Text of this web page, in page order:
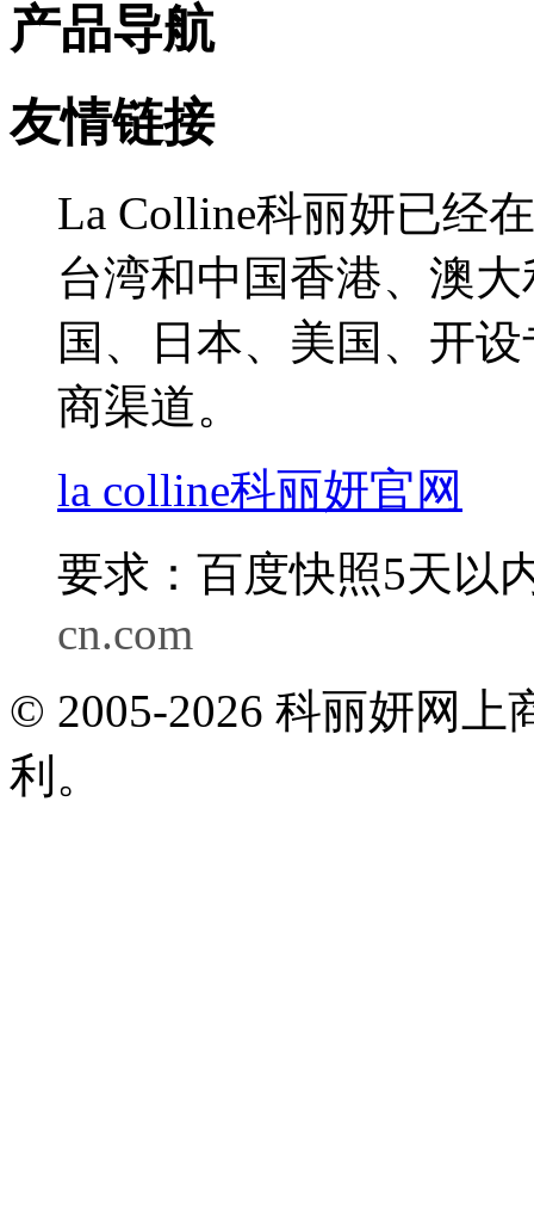
产品导航
友情链接
La Colline科丽妍已经
台湾和中国香港、澳
国、日本、美国、开
商渠道。
la colline科丽妍官网
要求：百度快照5天以
cn.com
© 2005-2026 科丽妍网
利。